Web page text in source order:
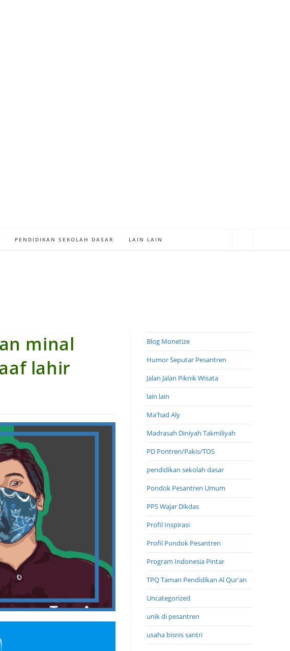
PENDIDIKAN SEKOLAH DASAR LAIN LAIN
minal
lahir
Blog Monetize
Humor Seputar Pesantren
Jalan Jalan Piknik Wisata
lain lain
Ma'had Aly
Madrasah Diniyah Takmiliyah
PD Pontren/Pakis/TOS
pendidikan sekolah dasar
Pondok Pesantren Umum
PPS Wajar Dikdas
Profil Inspirasi
Profil Pondok Pesantren
Program Indonesia Pintar
TPQ Taman Pendidikan Al Qur'an
Uncategorized
unik di pesantren
usaha bisnis santri